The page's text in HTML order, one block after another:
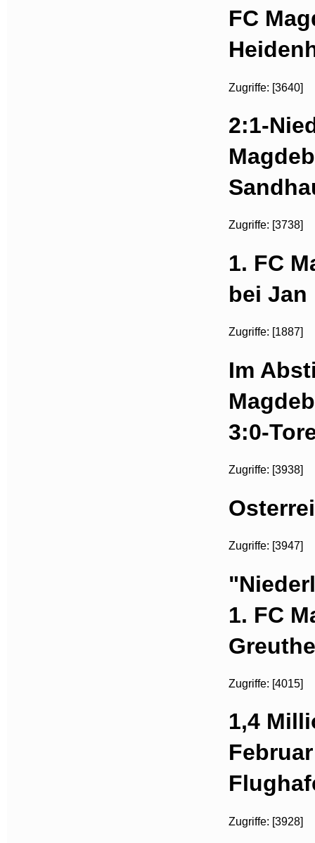
FC
Zugriffe: [3640]
2:1-
Zugriffe: [3738]
1. FC
bei Jan
Zugriffe: [1887]
Im
3:0-
Zugriffe: [3938]
Zugriffe: [3947]
1. FC
Zugriffe: [4015]
1,4
Zugriffe: [3928]